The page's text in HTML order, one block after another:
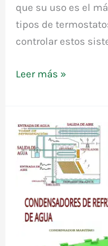
que su uso es el
tipos de
controlar estos
El
importante
lo
que
Leer más »